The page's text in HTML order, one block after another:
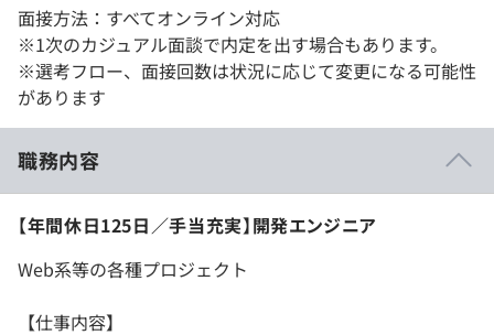
面接方法：すべてオンライン対応
※1次のカジュアル面談で内定を出す場合もあります。
※選考フロー、面接回数は状況に応じて変更になる可能性
があります
職務内容
【年間休日125日／手当充実】開発エンジニア
Web系等の各種プロジェクト
【仕事内容】